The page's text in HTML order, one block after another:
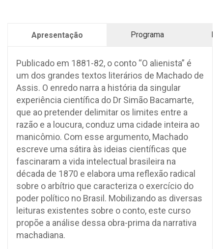
Apresentação Programa
Publicado em 1881-82, o conto “O alienista” é
um dos grandes textos literários de Machado de
Assis. O enredo narra a história da singular
experiência científica do Dr Simão Bacamarte,
que ao pretender delimitar os limites entre a
razão e a loucura, conduz uma cidade inteira ao
manicômio. Com esse argumento, Machado
escreve uma sátira às ideias científicas que
fascinaram a vida intelectual brasileira na
década de 1870 e elabora uma reflexão radical
sobre o arbítrio que caracteriza o exercício do
poder político no Brasil. Mobilizando as diversas
leituras existentes sobre o conto, este curso
propõe a análise dessa obra-prima da narrativa
machadiana.